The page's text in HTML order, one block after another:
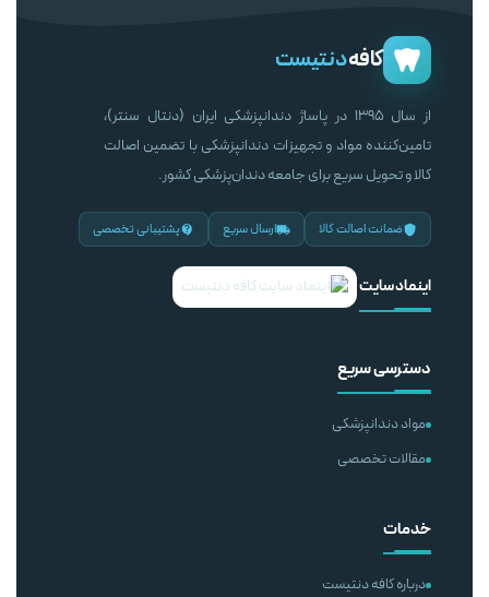
کافهدنتیست
از سال ۱۳۹۵ در پاساژ دندانپزشکی ایران (دنتال سنتر)،
تامین‌کننده مواد و تجهیزات دندانپزشکی با تضمین اصالت
کالا و تحویل سریع برای جامعه دندان‌پزشکی کشور.
ضمانت اصالت کالا ارسال سریع پشتیبانی تخصصی
اینماد سایت
دسترسی سریع
مواد دندانپزشکی
مقالات تخصصی
خدمات
درباره کافه دنتیست